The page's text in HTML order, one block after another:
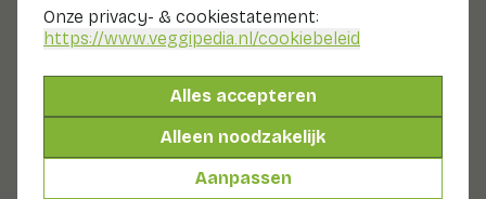
Onze privacy- & cookiestatement:
https://www.veggipedia.nl/cookiebeleid
Alles accepteren
Alleen noodzakelijk
Aanpassen
Fruit Koel & donker
de kokospalm. Kokosnoot wordt ook wel klapper
genoemd. De kokosnoot bestaat uit 4 onderdelen: de
kokosvezel, de schil, het vezelig vruchtvlees en het
kokoswater. Het vruchtvlees bevat 40% vet, waarvan
ruim 30% verzadigd. Je kunt ook kokosmelk, kokos
crème, kokosvet of kokosmeel kopen.